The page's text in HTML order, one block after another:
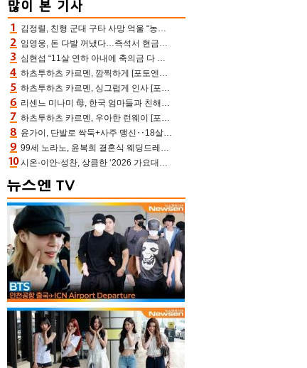
김정렬, 친형 군대 구타 사망 억울 “농약사 처리, 범인 찾았지만…엄마는 이미 치매”(데이앤나잇)
임영웅, 돈 다발 꺼냈다…즉석서 현금으로 수당 챙겨주는 ‘구단주’
심현섭 “11살 연하 아내에 축의금 다 뺏겨, 집도 아내 명의” (동치미)[결정적장면]
하츠투하츠 카르멘, 깜찍하게 [포토엔HD]
하츠투하츠 카르멘, 싱그럽게 인사 [포토엔HD]
리센느 미나미 母, 한국 엄마들과 친해진 비결=BTS “최애 정국 얘기로 통해”(전참시)
하츠투하츠 카르멘, 우아한 런웨이 [포토엔HD]
윤가이, 단발로 싹둑+사주 맹신‥18살 연상 ♥장기하 반한 엉뚱·열정 매력(전참시)
99세 노라노, 윤복희 결혼식 웨딩드레스 제작자였다…극찬 세례
시온-이안-성찬, 상큼한 ‘2026 가요대전 썸머’ MC [포토엔HD]